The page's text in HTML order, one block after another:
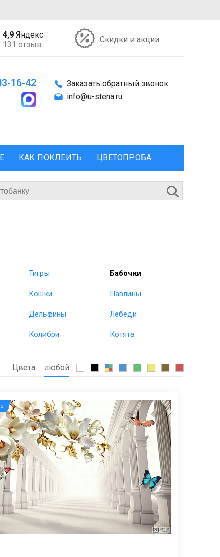
4,9 Яндекс
131 отзыв
Скидки и акции
16-42
Заказать обратный звонок
info@u-stena.ru
КАК ПОКЛЕИТЬ ЦВЕТОПРОБА
Тигры Бабочки
Кошки Павлины
Дельфины Лебеди
Колибри Котята
Цвета: любой